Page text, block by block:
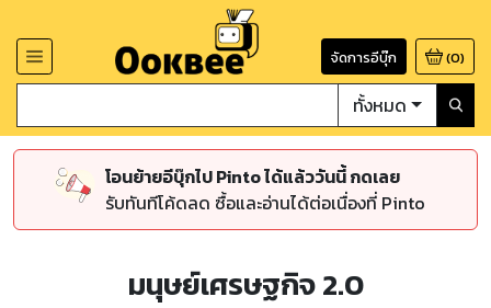
จัดการอีบุ๊ก (0)
ทั้งหมด
โอนย้ายอีบุ๊กไป Pinto ได้แล้ววันนี้ กดเลย
รับทันทีโค้ดลด ซื้อและอ่านได้ต่อเนื่องที่ Pinto
มนุษย์เศรษฐกิจ 2.0